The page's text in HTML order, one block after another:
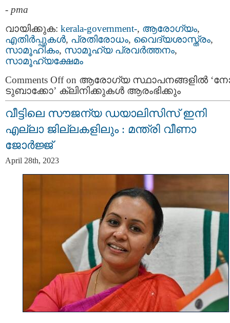
- pma
വായിക്കുക: kerala-government-, ആരോഗ്യം,
എതിര്‍പ്പുകള്‍, പ്രതിരോധം, വൈദ്യശാസ്ത്രം,
സാമൂഹികം, സാമൂഹ്യ പ്രവര്‍ത്തനം,
സാമൂഹ്യക്ഷേമം
Comments Offon ആരോഗ്യ സ്ഥാപനങ്ങളില്‍
ടുബാക്കോ’ ക്ലിനിക്കുകള്‍ ആരംഭിക്കും
വീട്ടിലെ സൗജന്യ ഡയാലിസിസ് ഇനി
എല്ലാ ജില്ലകളിലും : മന്ത്രി വീണാ
ജോർജ്ജ്
April 28th, 2023